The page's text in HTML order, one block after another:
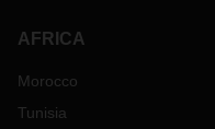
AFRICA
Morocco
Tunisia